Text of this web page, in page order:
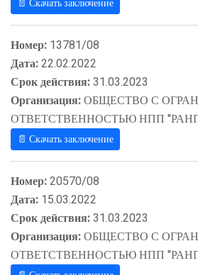
📄 Скачать заключение
Номер: 13781/08
Дата:22.02.2022
Срок действия:31.03.2023
Организация:ОБЩЕСТВО С
ОТВЕТСТВЕННОСТЬЮ НПП
📄 Скачать заключение
Номер:20570/08
Дата: 15.03.2022
Срок действия:31.03.2023
Организация:ОБЩЕСТВО С
ОТВЕТСТВЕННОСТЬЮ НПП